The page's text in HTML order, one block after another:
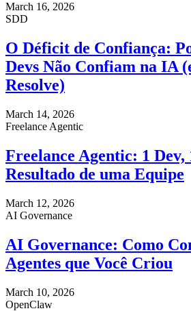
March 16, 2026
SDD
O Déficit de Confiança:
Devs Não Confiam na IA
Resolve)
March 14, 2026
Freelance Agentic
Freelance Agentic: 1 Dev,
Resultado de uma Equipe
March 12, 2026
AI Governance
AI Governance: Como
Agentes que Você Criou
March 10, 2026
OpenClaw